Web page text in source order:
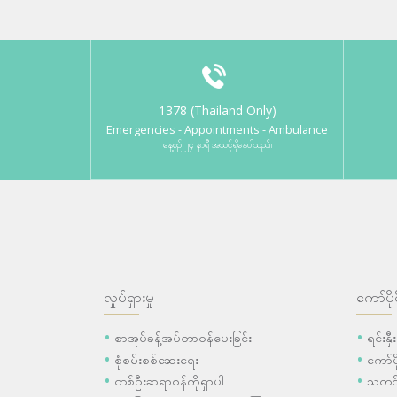
1378 (Thailand Only)
Emergencies - Appointments - Ambulance
နေ့စဉ် ၂၄ နာရီ အသင့်ရှိနေပါသည်။
လှုပ်ရှားမှု
စာအုပ်ခန့်အပ်တာဝန်ပေးခြင်း
စုံစမ်းစစ်ဆေးရေး
တစ်ဦးဆရာဝန်ကိုရှာပါ
ကော်
ရင်း
ကေ
သတင်